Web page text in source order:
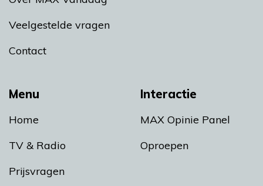
Menu
Home
TV & Radio
Prijsvragen
Interactie
MAX Opinie Panel
Oproepen
Veelgestelde vragen
Contact